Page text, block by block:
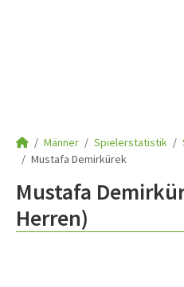
Männer Spielerstatistik
Mustafa Demirkürek
Mustafa
Herren)